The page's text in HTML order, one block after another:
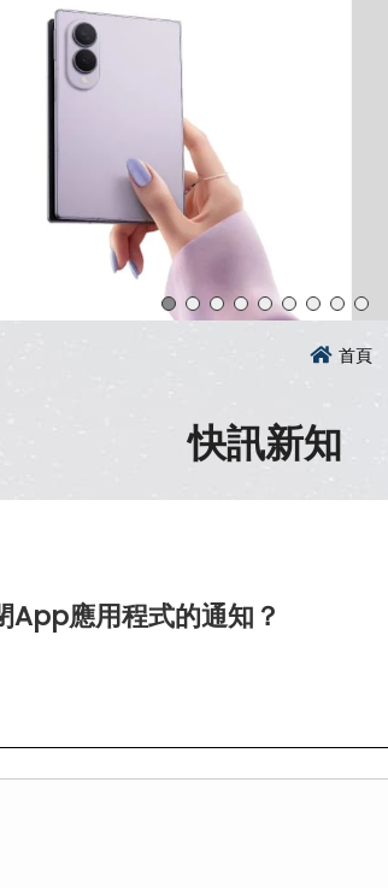
首頁
快訊新知
App應用程式的通知？